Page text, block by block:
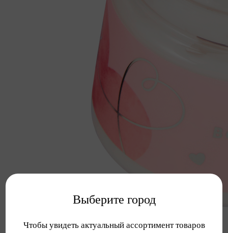
Выберите город
Чтобы увидеть актуальный ассортимент товаров